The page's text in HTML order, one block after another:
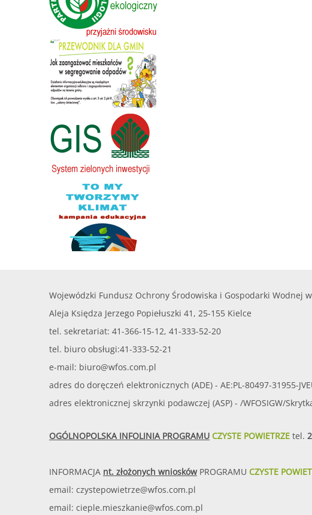
Wojewódzki Fundusz Ochrony Środowiska i Gospodarki Wodnej
Aleja Księdza Jerzego Popiełuszki 41, 25-155 Kielce
tel. sekretariat: 41-366-15-12, 41-333-52-20
tel. biuro obsługi:41-333-52-21
e-mail: biuro@wfos.com.pl
adres do doręczeń elektronicznych (ADE) - AE:PL-80497-31955-
adres elektronicznej skrzynki podawczej (ASP) - /WFOSIGW/
OGÓLNOPOLSKA INFOLINIA PROGRAMU CZYSTE POWIETRZE tel.
INFORMACJA nt. złożonych wniosków PROGRAMU CZYSTE
email: czystepowietrze@wfos.com.pl
email: cieple.mieszkanie@wfos.com.pl